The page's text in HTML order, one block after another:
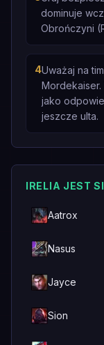
dominuje
Obrończyni
4Uważaj na
jako
jeszcze ulta.
IRELIA JEST
Aatrox
Nasus
Jayce
Sion